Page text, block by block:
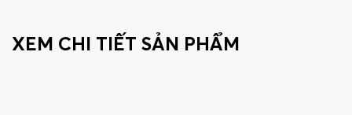
XEM CHI TIẾT SẢN PHẨM